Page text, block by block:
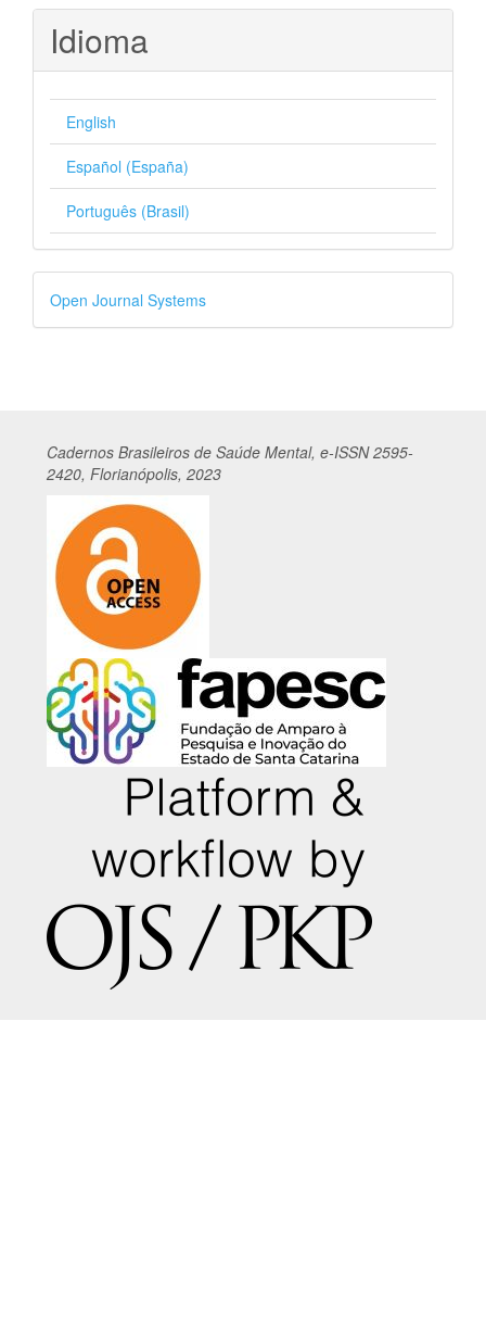
Idioma
English
Español (España)
Português (Brasil)
Desenvolvido
por
Open Journal Systems
Cadernos Brasileiros de Saúde Mental, e-ISSN 2595-
2420, Florianópolis, 2023